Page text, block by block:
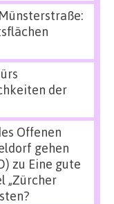
der
Offenen
gehen
zu Eine gute
„Zürcher